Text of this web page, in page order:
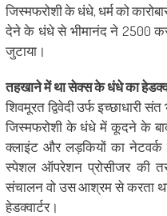
जिस्मफरोशी के धंधे, धर्म को
देने के धंधे से भीमानंद ने 2500
जुटाया।
तहखाने में था सेक्स के धंधे का
शिवमूरत द्विवेदी उर्फ इच्छाधारी
जिस्मफरोशी के धंधे में कूदने के
क्लाइंट और लड़कियों का
स्पेशल ऑपरेशन प्रोसीजर की
संचालन वो उस आश्रम से करता
हेडक्वार्टर।